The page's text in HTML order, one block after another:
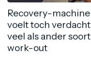
Recovery-machine
voelt toch verdacht
veel als ander soort
work-out